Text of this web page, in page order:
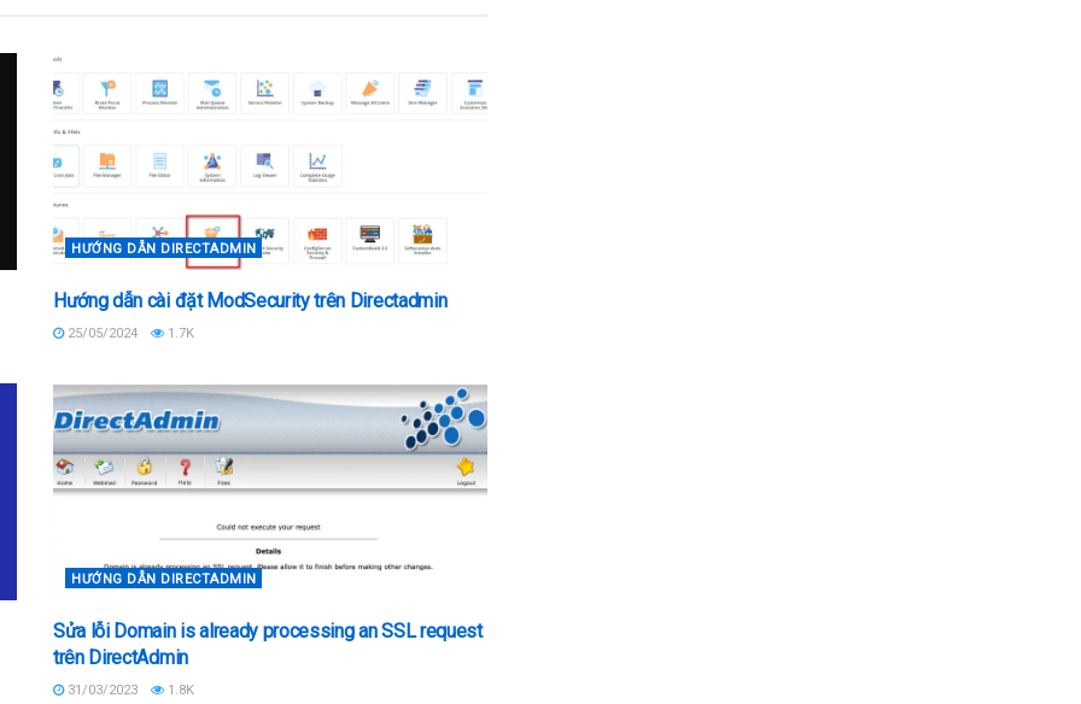
HƯỚNG DẪN DIRECTADMIN
Hướng dẫn cài đặt ModSecurity trên Directadmin
25/05/2024 1.7K
HƯỚNG DẪN DIRECTADMIN
Sửa lỗi Domain is already processing an SSL request
trên DirectAdmin
31/03/2023 1.8K